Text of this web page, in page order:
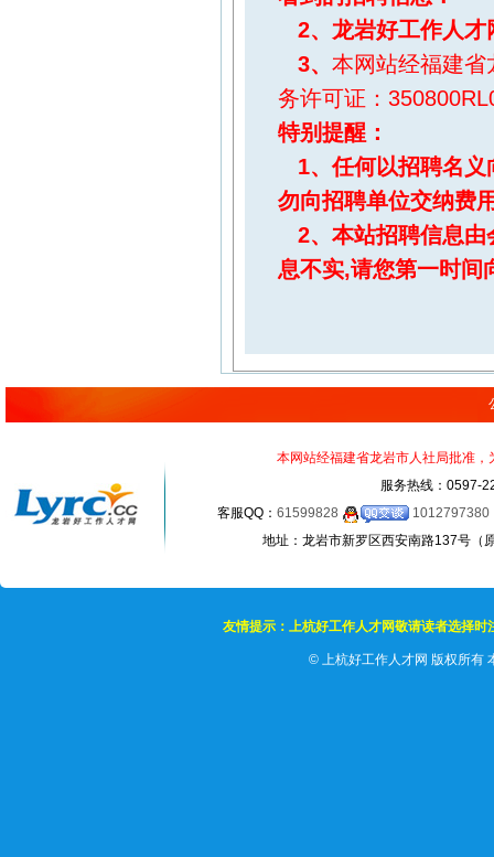
2、 龙岩好工作人
3、 本网站经福建省
务许可证：
特别提醒 ：
1、任何以招聘名义
勿向招聘单位交纳费
2、本站招聘信息由
息不实,请您第一时间
本网站经福建省龙岩市人社局批准
服务热线：0597-
客服QQ： 61599828
1012797380
地址：龙岩市新罗区西安南路137号（
友情提示：上杭好工作人才网敬请读者选择
© 上杭好工作人才网 版权所有